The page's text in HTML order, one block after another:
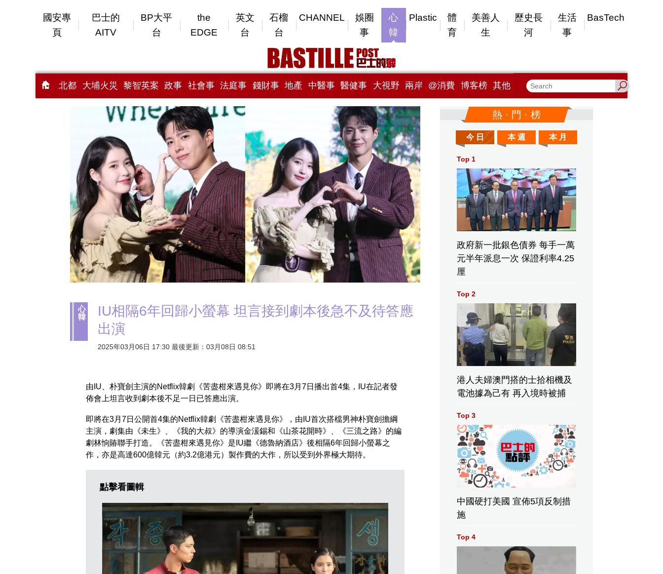
國安專
頁
巴士的
AITV
BP大平
台
the
EDGE
英文
台
石榴
台
CHANNEL
娛圈
事
心
韓
Plastic
體
育
美善人
生
歷史長
河
生活
事
BasTech
北都 大埔火災 黎智英案 政事 社會事 法庭事 錢財事 地產 中醫事 醫健事 大視野 兩岸 @消費 博客榜 其他
心
韓
IU相隔6年回歸小螢幕 坦言接到劇本後急不及待答應
出演
2025年03月06日 17:30 最後更新：03月08日 08:51
由IU、朴寶劍主演的Netflix韓劇《苦盡柑來遇見你》即將在3月7日播出首4集，IU在記者發
佈會上坦言收到劇本後不足一日已答應出演。
即將在3月7日公開首4集的Netflix韓劇《苦盡柑來遇見你》，由IU首次搭檔男神朴寶劍擔綱
主演，劇集由《未生》、《我的大叔》的導演金湲錫和《山茶花開時》、《三流之路》的編
劇林恦賰聯手打造。《苦盡柑來遇見你》是IU繼《德魯納酒店》後相隔6年回歸小螢幕之
作，亦是高達600億韓元（約3.2億港元）製作費的大作，所以受到外界極大期待。
點擊看圖輯
熱 · 門 · 榜
今 日 本 週 本 月
Top 1
政府新一批銀色債券 每手一萬
元半年派息一次 保證利率4.25
厘
Top 2
港人夫婦澳門搭的士拾相機及
電池據為己有 再入境時被捕
Top 3
中國硬打美國 宣佈5項反制措
施
Top 4